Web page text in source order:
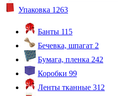
Упаковка 1263
Банты 115
Бечевка, шпагат 2
Бумага, пленка 242
Коробки 99
Ленты тканные 312